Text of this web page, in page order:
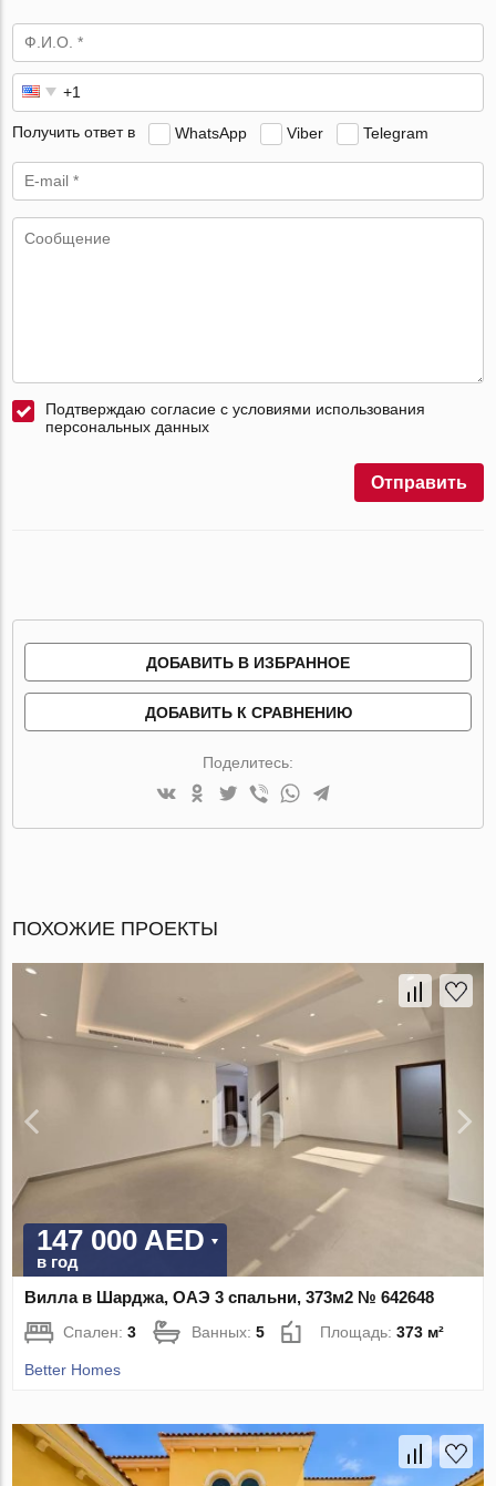
Получить ответ в WhatsApp Viber Telegram
Подтверждаю согласие с условиями использования
персональных данных
Отправить
ДОБАВИТЬ В ИЗБРАННОЕ
ДОБАВИТЬ К СРАВНЕНИЮ
Поделитесь:
ПОХОЖИЕ ПРОЕКТЫ
147 000 AED
в год
Вилла в Шарджа, ОАЭ 3 спальни, 373м2 № 642648
Спален:3 Ванных:5 Площадь:373 м²
Better Homes